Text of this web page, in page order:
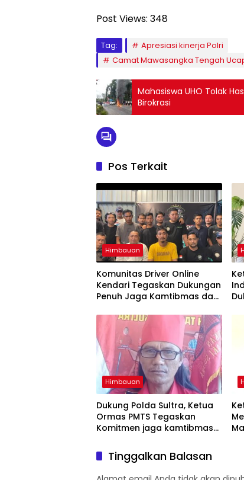
Post Views: 348
Tag:
Apresiasi kinerja Polri
Camat Mawasangka Tengah
Mahasiswa UHO Tolak
Birokrasi
Pos Terkait
Himbauan
Komunitas Driver Online
Kendari Tegaskan Dukungan
Penuh Jaga Kamtibmas dan
Himbauan
Dukung Polda Sultra, Ketua
Ormas PMTS Tegaskan
Komitmen jaga kamtibmas
Tinggalkan Balasan